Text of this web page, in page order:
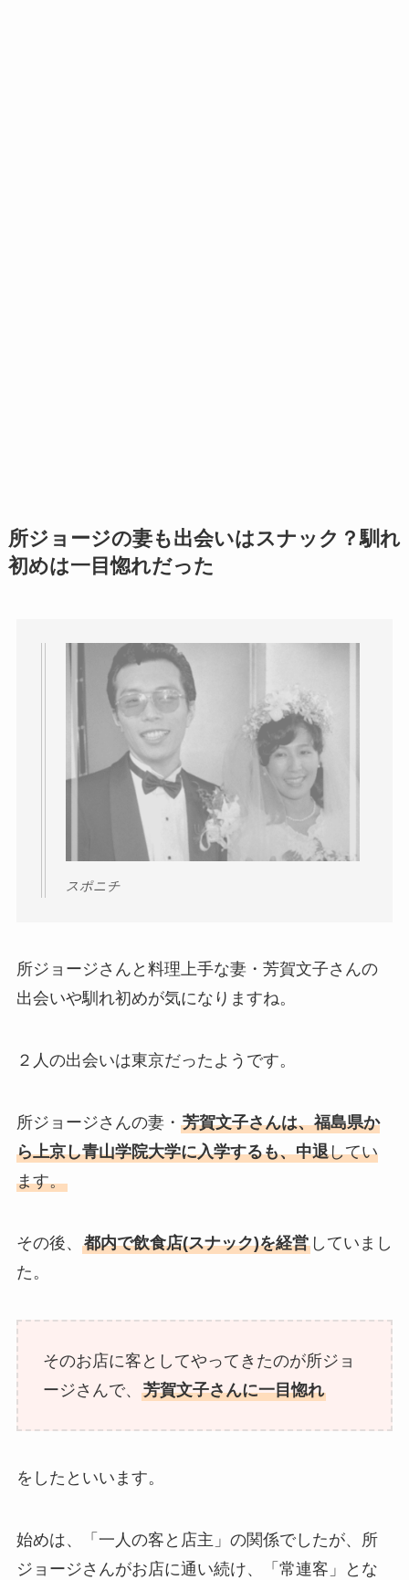
所ジョージの妻も出会いはスナック？馴れ
初めは一目惚れだった
スポニチ
所ジョージさんと料理上手な妻・芳賀文子さんの
出会いや馴れ初めが気になりますね。
２人の出会いは東京だったようです。
所ジョージさんの妻・ 芳賀文子さんは、福島県か
ら上京し青山学院大学に入学するも、中退してい
ます。
その後、 都内で飲食店(スナック)を経営していまし
た。
そのお店に客としてやってきたのが所ジョ
ージさんで、 芳賀文子さんに一目惚れ
をしたといいます。
始めは、「一人の客と店主」の関係でしたが、所
ジョージさんがお店に通い続け、「常連客」とな